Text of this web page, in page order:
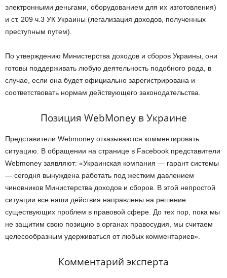
электронными деньгами, оборудованием для их изготовления)
и ст. 209 ч.3 УК Украины (легализация доходов, полученных
преступным путем).
По утверждению Министерства доходов и сборов Украины, они
готовы поддерживать любую деятельность подобного рода, в
случае, если она будет официально зарегистрирована и
соответствовать нормам действующего законодательства.
Позиция WebMoney в Украине
Представители Webmoney отказываются комментировать
ситуацию. В обращении на странице в Facebook представители
Webmoney заявляют: «Украинская компания — гарант системы
— сегодня вынуждена работать под жестким давлением
чиновников Министерства доходов и сборов. В этой непростой
ситуации все наши действия направлены на решение
существующих проблем в правовой сфере. До тех пор, пока мы
не защитим свою позицию в органах правосудия, мы считаем
целесообразным удерживаться от любых комментариев».
Комментарий эксперта